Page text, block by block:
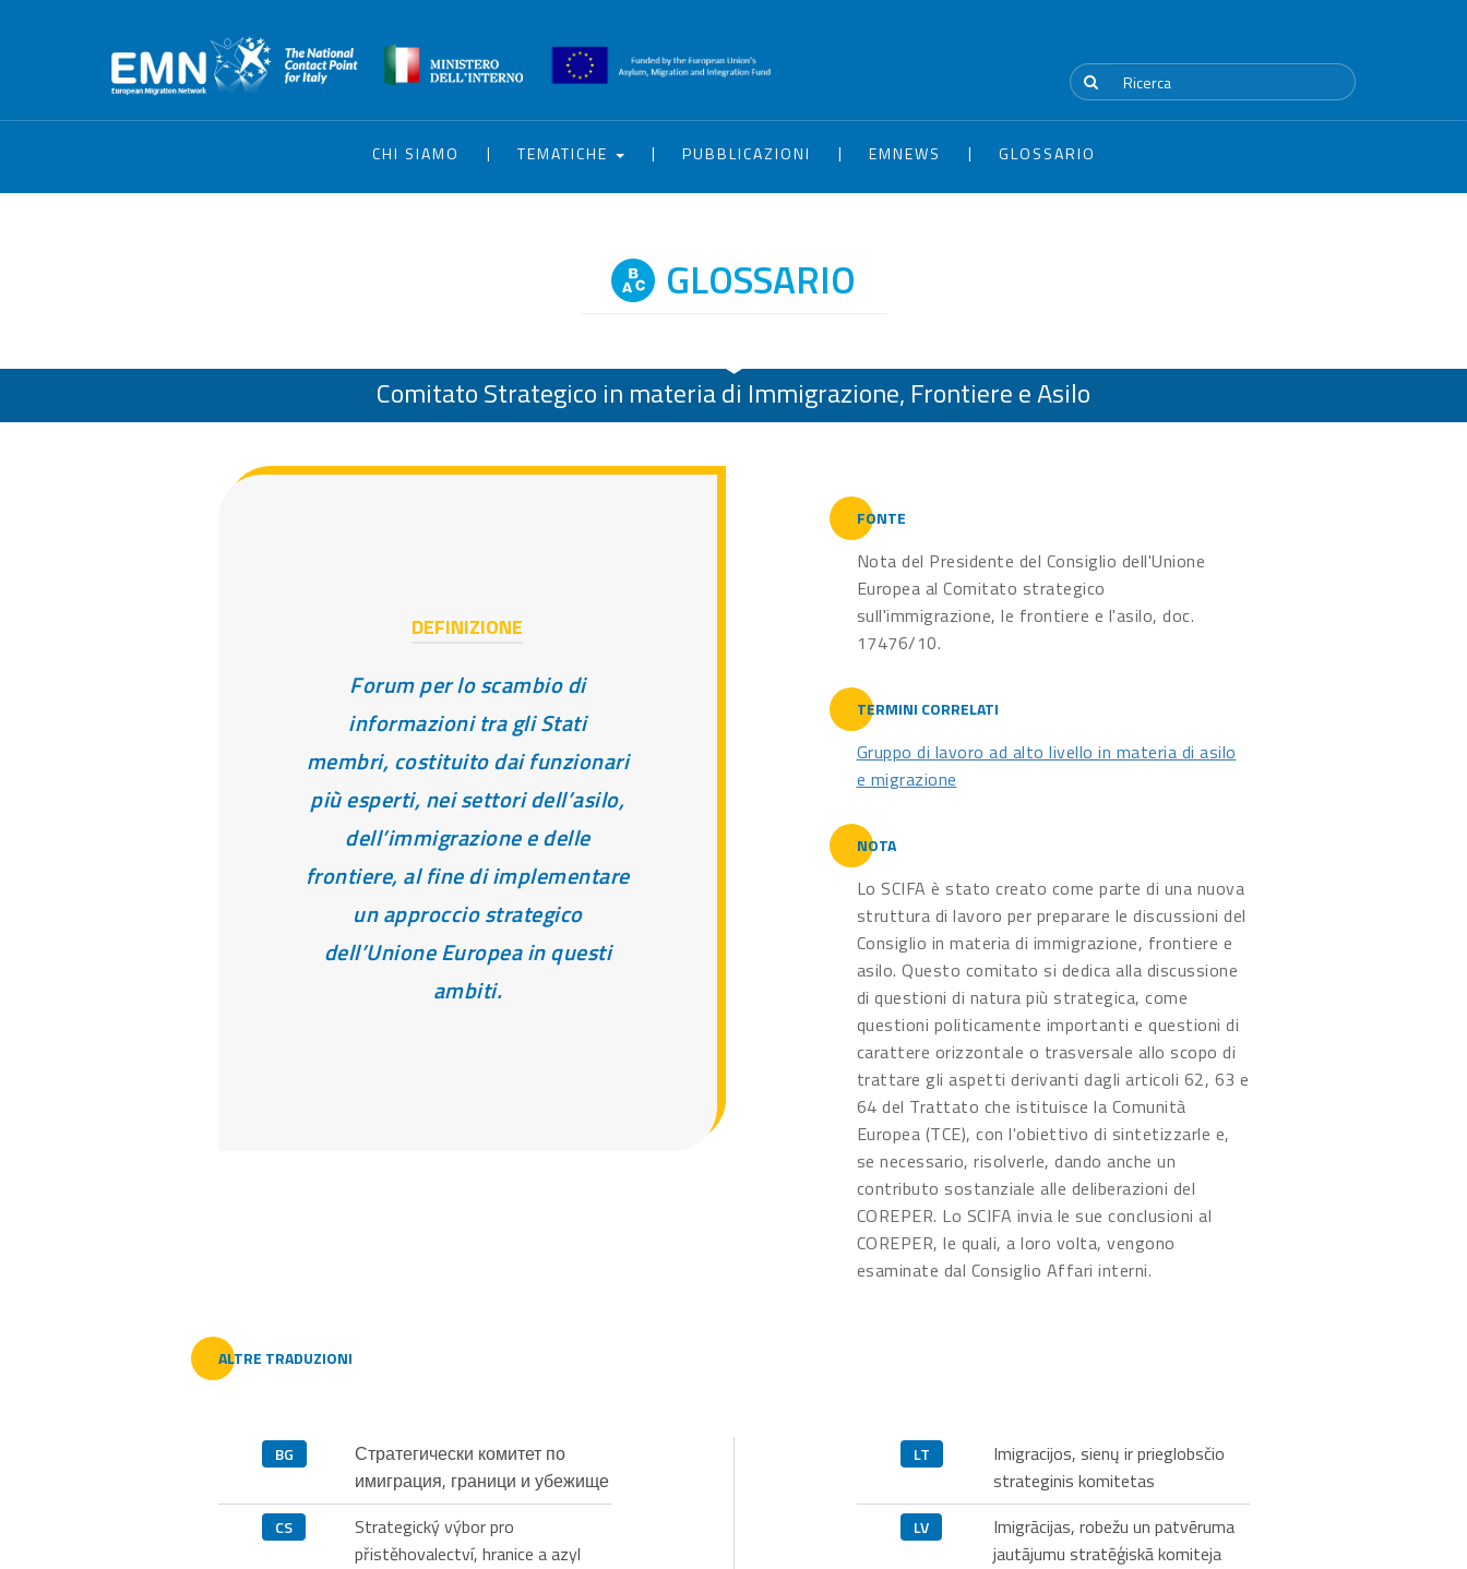
CHI SIAMO | TEMATICHE | PUBBLICAZIONI | EMNEWS | GLOSSARIO
GLOSSARIO
Comitato Strategico in materia di Immigrazione, Frontiere e Asilo
DEFINIZIONE
Forum per lo scambio di
informazioni tra gli Stati
membri, costituito dai funzionari
più esperti, nei settori dell’asilo,
dell’immigrazione e delle
frontiere, al fine di implementare
un approccio strategico
dell’Unione Europea in questi
ambiti.
FONTE
Nota del Presidente del Consiglio dell'Unione
Europea al Comitato strategico
sull'immigrazione, le frontiere e l'asilo, doc.
17476/10.
TERMINI CORRELATI
Gruppo di lavoro ad alto livello in materia di asilo
e migrazione
NOTA
Lo SCIFA è stato creato come parte di una nuova
struttura di lavoro per preparare le discussioni del
Consiglio in materia di immigrazione, frontiere e
asilo. Questo comitato si dedica alla discussione
di questioni di natura più strategica, come
questioni politicamente importanti e questioni di
carattere orizzontale o trasversale allo scopo di
trattare gli aspetti derivanti dagli articoli 62, 63 e
64 del Trattato che istituisce la Comunità
Europea (TCE), con l'obiettivo di sintetizzarle e,
se necessario, risolverle, dando anche un
contributo sostanziale alle deliberazioni del
COREPER. Lo SCIFA invia le sue conclusioni al
COREPER, le quali, a loro volta, vengono
esaminate dal Consiglio Affari interni.
ALTRE TRADUZIONI
BG
Стратегически комитет по
имиграция, граници и убежище
CS
Strategický výbor pro
přistěhovalectví, hranice a azyl
LT
Imigracijos, sienų ir prieglobsčio
strateginis komitetas
LV
Imigrācijas, robežu un patvēruma
jautājumu stratēģiskā komiteja